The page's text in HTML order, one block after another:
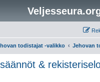
todistajat -valikko Jehovan
&